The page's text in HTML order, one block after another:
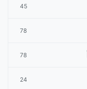
45
78
78
24